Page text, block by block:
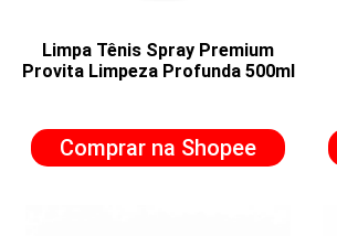
Limpa Tênis Spray Premium
Provita Limpeza Profunda 500ml
Comprar na Shopee